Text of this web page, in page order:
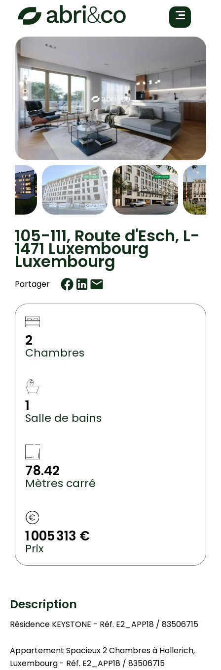
105-111, Route d'Esch, L-
1471 Luxembourg
Luxembourg
Partager
2
Chambres
1
Salle de bains
78.42
Mètres carré
1 005 313 €
Prix
Description
Résidence KEYSTONE - Réf. E2_APP18 / 83506715
Appartement Spacieux 2 Chambres à Hollerich,
Luxembourg - Réf. E2_APP18 / 83506715